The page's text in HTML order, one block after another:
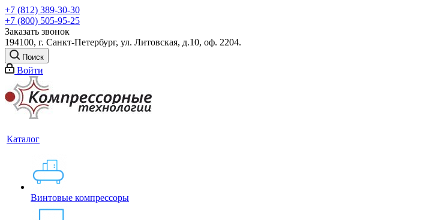
+7 (812) 389-30-30
+7 (800) 505-95-25
Заказать звонок
194100, г. Санкт-Петербург, ул. Литовская, д.10, оф. 2204.
Поиск
Войти
Каталог
Винтовые компрессоры